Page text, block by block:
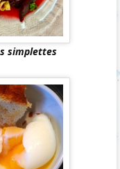
simplettes